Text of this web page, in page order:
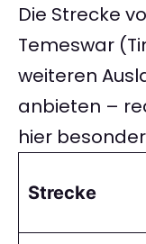
Die Strecke
Temeswar
weiteren
anbieten –
hier
Strecke